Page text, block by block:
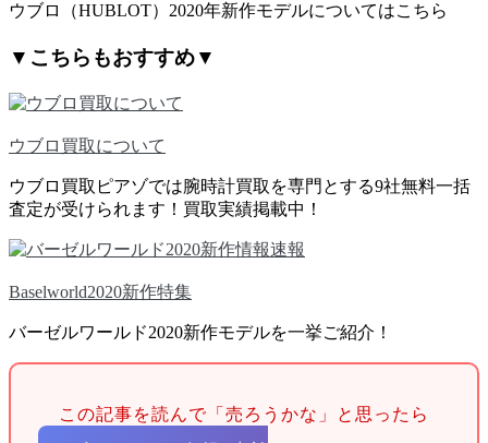
ウブロ（HUBLOT）2020年新作モデルについてはこちら
▼こちらもおすすめ▼
ウブロ買取について
ウブロ買取ピアゾでは腕時計買取を専門とする9社無料一括
査定が受けられます！買取実績掲載中！
Baselworld2020新作特集
バーゼルワールド2020新作モデルを一挙ご紹介！
この記事を読んで「売ろうかな」と思ったら